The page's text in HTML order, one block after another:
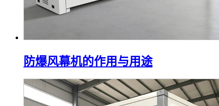
防爆风幕机的作用与用途